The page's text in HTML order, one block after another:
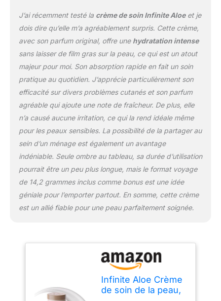
comprend des bocaux
de voyage pratiques de
14,2 g avec le pot de
226,8 g afin que votre
peau reste hydratée où
que vous alliez. Soin de
la peau tout-en-un :
simplifiez votre routine
avec la crème à l'aloe
vera Complete Skin Care.
Hydrate les mains
sèches, le visage et les
coudes en une seule
étape, ce qui vous
permet d'économiser du
temps et des efforts
Sans danger pour les
peaux sensibles : la
vera apaise les irritations
d'éruptions cutanées,
juste du confort Peau
plus douce et plus saine
: hydratez, apaisez et
rajeunissez avec une
solution tout-en-un
J’ai récemment testé la crème de soin Infinite Aloeet je
dois dire qu’elle m’a agréablement surpris. Cette crème,
avec son parfum original, offre une hydratation intense
sans laisser de film gras sur la peau, ce qui est un atout
majeur pour moi. Son absorption rapide en fait un soin
pratique au quotidien. J’apprécie particulièrement son
efficacité sur divers problèmes cutanés et son parfum
agréable qui ajoute une note de fraîcheur. De plus, elle
n’a causé aucune irritation, ce qui la rend idéale même
pour les peaux sensibles. La possibilité de la partager au
sein d’un ménage est également un avantage
indéniable. Seule ombre au tableau, sa durée d’utilisation
pourrait être un peu plus longue, mais le format voyage
de 14,2 grammes inclus comme bonus est une idée
géniale pour l’emporter partout. En somme, cette crème
est un allié fiable pour une peau parfaitement soignée.
Infinite Aloe Crème
de soin de la peau,